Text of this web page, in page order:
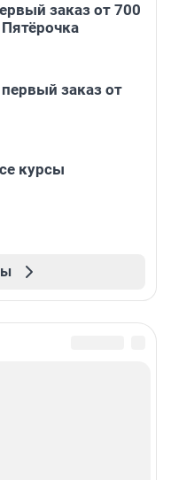
заказ от 700
заказ от
курсы